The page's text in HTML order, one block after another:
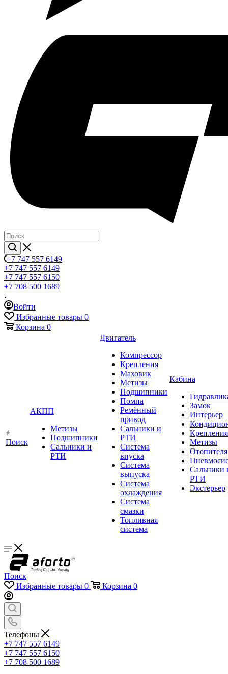
+7 747 557 6149
+7 747 557 6149
+7 747 557 6150
+7 708 500 1689
Войти
Избранные товары 0
Корзина 0
Поиск
АКПП
Метизы
Подшипники
Сальники и
РТИ
Двигатель
Компрессор
Крепления
Маховик
Метизы
Подшипники
Помпа
Ремённый
привод
Сальники и
РТИ
Система
впуска
Система
выпуска
Система
охлаждения
Система
смазки
Топливная
система
Кабина
Замок
Интерьер
Крепления
Метизы
Отопителя
Сальники
РТИ
Экстерьер
Поиск
Избранные товары 0 Корзина 0
Телефоны
+7 747 557 6149
+7 747 557 6150
+7 708 500 1689